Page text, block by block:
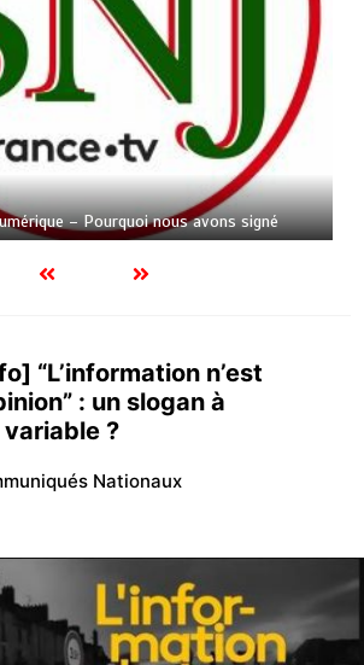
– Pourquoi nous avons signé
“L’information n’est
: un slogan à
?
Nationaux